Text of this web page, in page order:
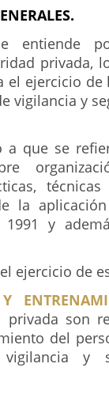
entiende
privada,
el ejercicio de
vigilancia y
a que se
la
y
ejercicio de
son
del
y